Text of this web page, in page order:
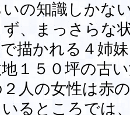
の知識しかな
、まっさらな
描かれる４姉
１５０坪の古
人の女性は赤
るところでは